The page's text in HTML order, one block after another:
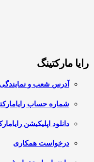
رایا مارکتینگ
آدرس شعب و
شماره حساب
دانلود اپلیکیشن
درخواست همکاری